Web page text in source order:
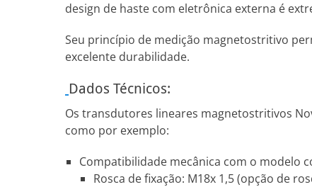
design de haste com eletrônica externa é
Seu princípio de medição magnetostritivo
excelente durabilidade.
Dados Técnicos:
Os transdutores lineares magnetostritivos
como por exemplo:
Compatibilidade mecânica com o modelo
Rosca de fixação: M18x 1,5 (opção de